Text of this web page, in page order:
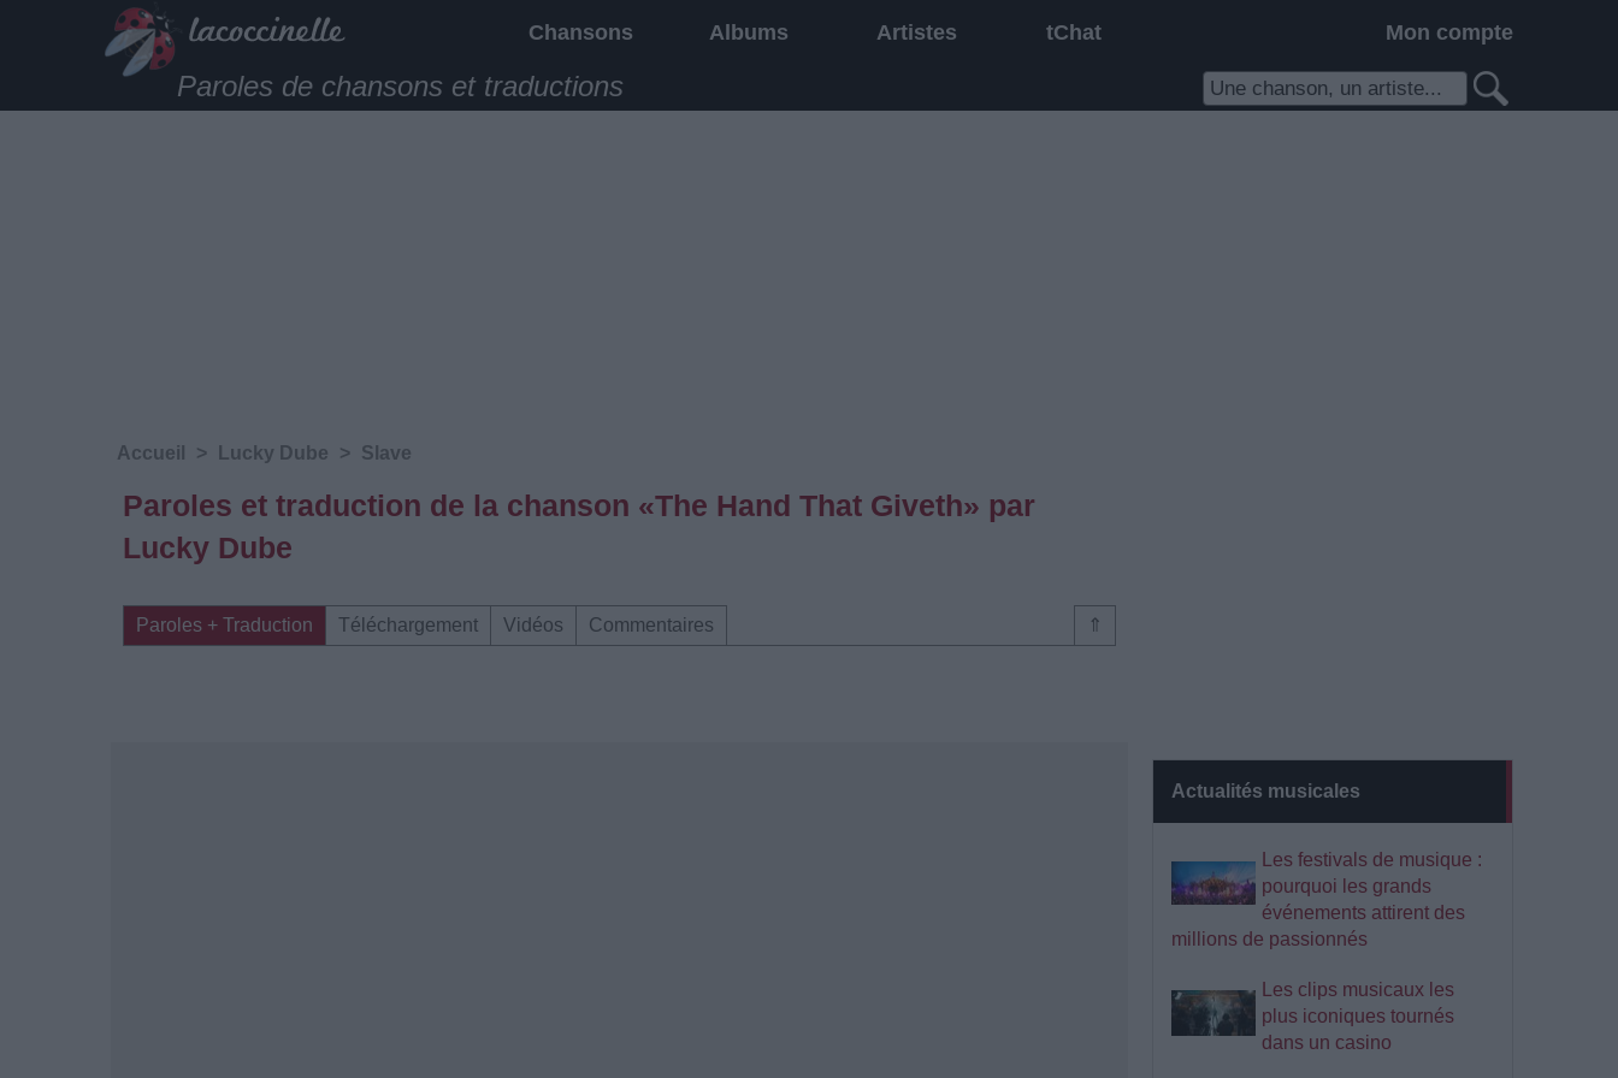
Chansons Albums Artistes tChat Mon compte
Paroles de chansons et traductions
Actualités musicales
Les festivals de musique :
pourquoi les grands
événements attirent des
millions de passionnés
Les clips musicaux les
plus iconiques tournés
dans un casino
Accueil > Lucky Dube > Slave
Paroles et traduction de la chanson «The Hand That Giveth» par
Lucky Dube
⇑
Paroles + Traduction Téléchargement Vidéos Commentaires